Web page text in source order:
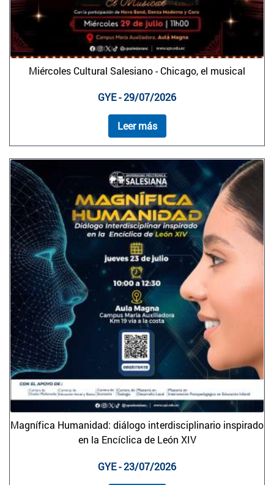
Miércoles Cultural Salesiano - Chicago, el musical
GYE - 29/07/2026
Leer más
Magnífica Humanidad: diálogo interdisciplinario inspirado
en la Encíclica de León XIV
GYE - 23/07/2026